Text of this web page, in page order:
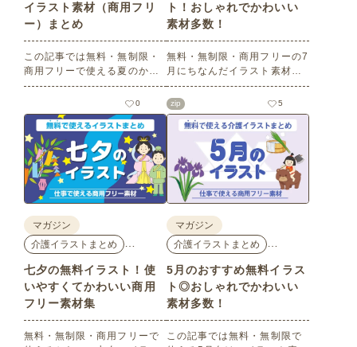
イラスト素材（商用フリ
ー）まとめ
この記事では無料・無制限・
商用フリーで使える夏のかわ
いいイラスト素材を多数ご紹
介いたします。夏の花である
ひまわりや朝顔、夏祭り、花
火、七夕など夏ならではのか
わいいイラストをご用意！ポ
スターやパンフレットなどで
使いやすいテイストなので、
ぜひご活用ください。
0
ト！おしゃれでかわいい
素材多数！
無料・無制限・商用フリーの7
月にちなんだイラスト素材を
多数ご紹介します。どれも印
刷に適した解像度で、点数制
限なしで自由に使える素材ば
かり♪どなたでもご利用いただ
けます！ぜひご活用くださ
い。
zip 5
マガジン
介護イラストまとめ
七夕の無料イラスト！使
いやすくてかわいい商用
フリー素材集
無料・無制限・商用フリーで
マガジン
介護イラストまとめ
5月のおすすめ無料イラス
ト◎おしゃれでかわいい
素材多数！
この記事では無料・無制限で